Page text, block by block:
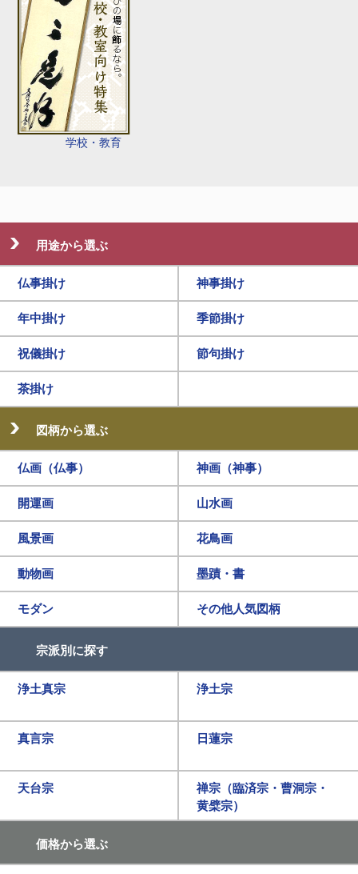
学校・教育
用途から選ぶ
仏事掛け 神事掛け
年中掛け 季節掛け
祝儀掛け 節句掛け
茶掛け
図柄から選ぶ
仏画（仏事） 神画（神事）
開運画 山水画
風景画 花鳥画
動物画 墨蹟・書
モダン その他人気図柄
宗派別に探す
浄土真宗 浄土宗
真言宗 日蓮宗
天台宗
禅宗（臨済宗・曹洞宗・
黄檗宗）
価格から選ぶ